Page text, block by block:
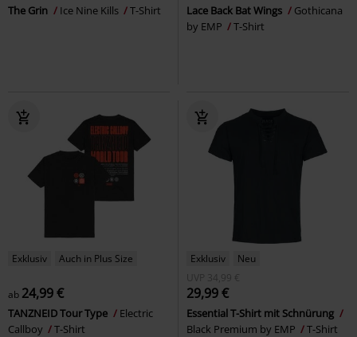
The Grin Ice Nine Kills T-Shirt Lace Back Bat Wings
Gothicana
by EMP
T-Shirt
Exklusiv Auch in Plus Size
ab 24,99 €
TANZNEID Tour Type
Electric
Callboy
T-Shirt
Exklusiv
Neu
UVP
34,99 €
29,99 €
Essential T-Shirt mit Schnürung
Black Premium by EMP
T-Shirt